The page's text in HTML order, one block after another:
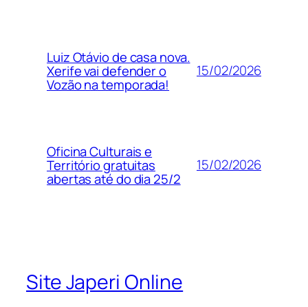
Luiz Otávio de casa nova.
Xerife vai defender o
Vozão na temporada!
15/02/2026
Oficina Culturais e
Território gratuitas
abertas até do dia 25/2
15/02/2026
Site Japeri Online